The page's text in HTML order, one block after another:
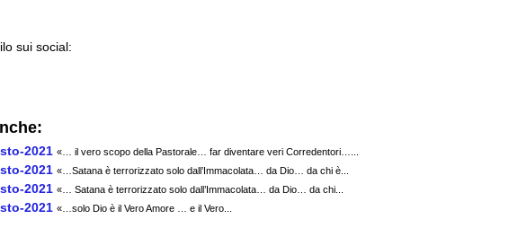
sui social:
2021 «… il vero scopo della Pastorale… far diventare veri Corredentori…...
2021 «…Satana è terrorizzato solo dall’Immacolata… da Dio… da chi è...
2021 «… Satana è terrorizzato solo dall’Immacolata… da Dio… da chi...
2021 «…solo Dio è il Vero Amore … e il Vero...